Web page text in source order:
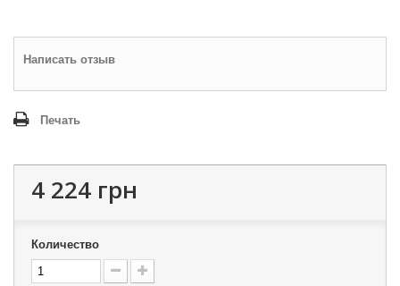
Написать отзыв
Печать
4 224 грн
Количество